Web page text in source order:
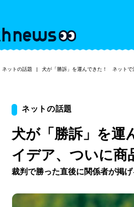
ネットの話題 犬が「勝訴」を運んできた！ ネットで
ネットの話題
犬が「勝訴」を
イデア、ついに商
裁判で勝った直後に関係者が掲